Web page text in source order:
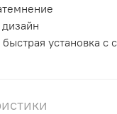
быстрая установка с